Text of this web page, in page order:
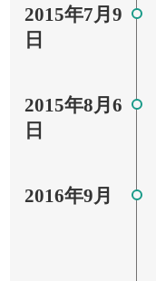
2015年7月9
日
2015年8月6
日
2016年9月